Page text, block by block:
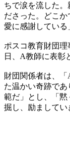
ちで涙を流した。
ださった。どこ
愛に感謝している
ポスコ教育財団
日、A教師に表彰
財団関係者は、
た温かい奇跡で
範だ」とし、「
掘し、励ましてい